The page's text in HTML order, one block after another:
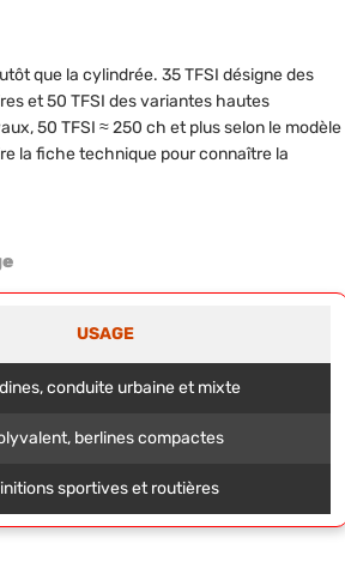
que la cylindrée. 35 TFSI désigne des
et 50 TFSI des variantes hautes
50 TFSI ≈ 250 ch et plus selon le modèle
la fiche technique pour connaître la
USAGE
conduite urbaine et mixte
berlines compactes
sportives et routières